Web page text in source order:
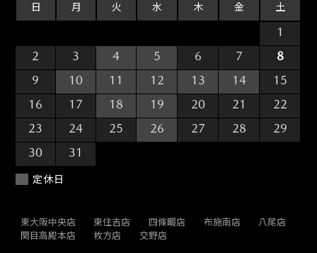
日 月 火 水 木 金 土
1
2
3 4 5 6 7
8
9
10 11 12 13 14
15
16
17 18 19 20 21
22
23
24 25 26 27 28
29
30
31
定休日
東大阪中央店 東住吉店 四條畷店 布施南店
八尾店
関目高殿本店
枚方店 交野店